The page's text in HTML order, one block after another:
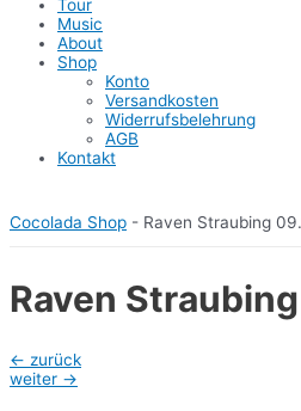
Tour
Music
About
Shop
Konto
Versandkosten
Widerrufsbelehrung
AGB
Kontakt
Cocolada Shop - Raven Straubing
Raven
Beitragsnavigation
← zurück
weiter →